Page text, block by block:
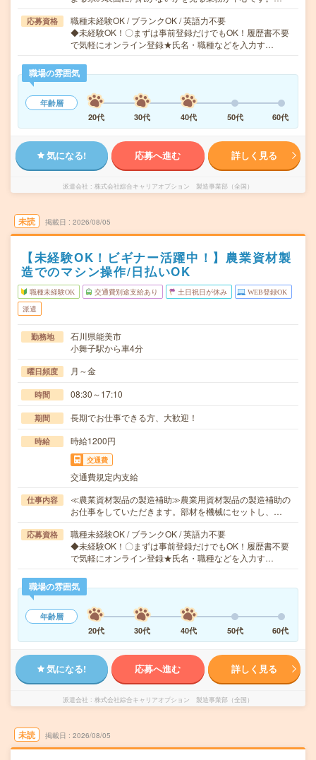
応募資格
職種未経験OK / ブランクOK / 英語力不要
◆未経験OK！〇まずは事前登録だけでもOK！履歴書不要
で気軽にオンライン登録★氏名・職種などを入力す…
職場の雰囲気
年齢層
20代
30代 40代 50代 60代
気になる! 応募へ進む 詳しく見る
派遣会社 株式会社綜合キャリアオプション 製造事業部（全国）
未読 掲載日 2026/08/05
【未経験OK！ビギナー活躍中！】農業資材製
造でのマシン操作/日払いOK
職種未経験OK 交通費別途支給あり 土日祝日が休み WEB登録OK
派遣
勤務地
石川県能美市
小舞子駅から車4分
曜日頻度 月～金
時間 08:30～17:10
期間 長期でお仕事できる方、大歓迎！
時給 時給1200円
交通費
交通費規定内支給
仕事内容
≪農業資材製品の製造補助≫農業用資材製品の製造補助の
お仕事をしていただきます。部材を機械にセットし、…
応募資格
職種未経験OK / ブランクOK / 英語力不要
◆未経験OK！〇まずは事前登録だけでもOK！履歴書不要
で気軽にオンライン登録★氏名・職種などを入力す…
職場の雰囲気
年齢層
20代
30代 40代 50代 60代
気になる! 応募へ進む 詳しく見る
派遣会社 株式会社綜合キャリアオプション 製造事業部（全国）
未読 掲載日 2026/08/05